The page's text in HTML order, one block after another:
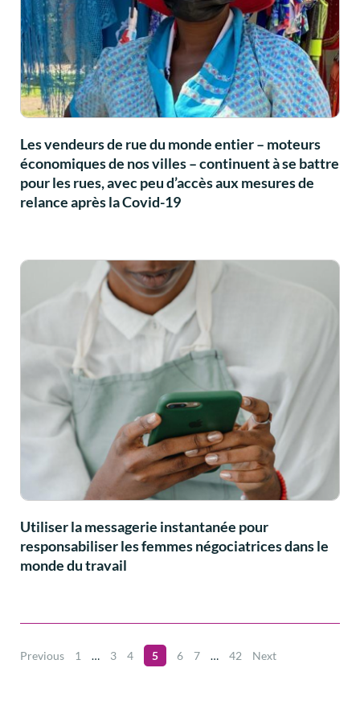
Les vendeurs de rue du monde entier – moteurs
économiques de nos villes – continuent à se battre
pour les rues, avec peu d’accès aux mesures de
relance après la Covid-19
Utiliser la messagerie instantanée pour
responsabiliser les femmes négociatrices dans le
monde du travail
Previous 1 … 3 4 5 6 7 … 42 Next